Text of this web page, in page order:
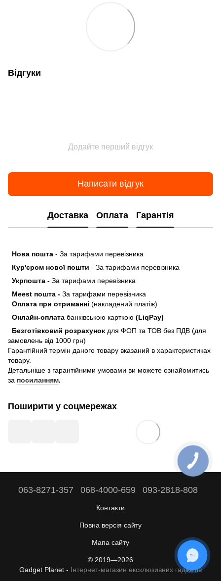
Відгуки
Додайте перший відгук
Написати відгук
Доставка Оплата Гарантія
Нова пошта - За тарифами перевізника
Кур'єром нової пошти - За тарифами перевізника
Укрпошта - За тарифами перевізника
Meest пошта - За тарифами перевізника
Оплата при отриманні (накладений платіж)
Онлайн-оплата банківською карткою (LiqPay)
Безготівковий розрахунок для ФОП та ТОВ без ПДВ (для
замовлень від 1000 грн)
Гарантійний термін даного товару вказаний в характеристиках
товару.
Детальніше з гарантійними умовами ви можете ознайомитись
за посиланням.
Поширити у соцмережах
063-8271-357 068-4000-659 093-2818-808
Контакти
Повна версія сайту
Мапа сайту
© 2019—2026
Gadget Planet - Інтернет-магазин ексклюзивних гаджетів
ОНЛАЙН ЧАТ